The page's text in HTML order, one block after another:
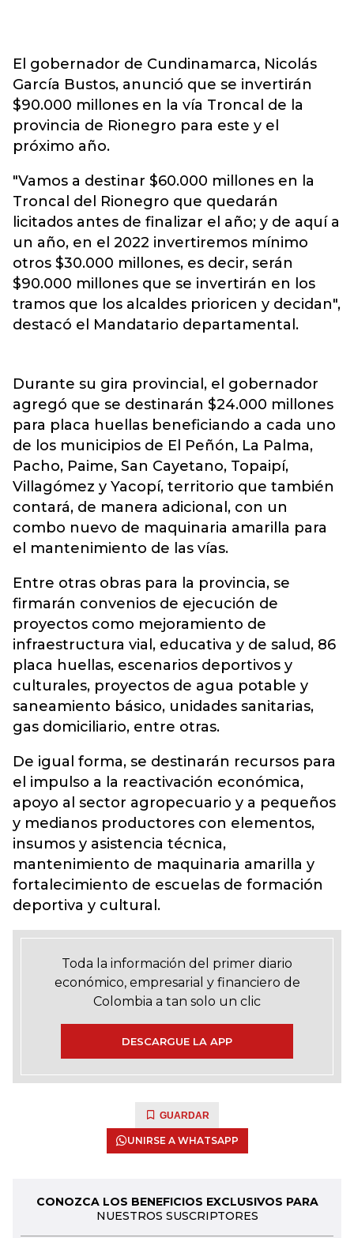
El gobernador de Cundinamarca, Nicolás
García Bustos, anunció que se invertirán
$90.000 millones en la vía Troncal de la
provincia de Rionegro para este y el
próximo año.
"Vamos a destinar $60.000 millones en la
Troncal del Rionegro que quedarán
licitados antes de finalizar el año; y de aquí a
un año, en el 2022 invertiremos mínimo
otros $30.000 millones, es decir, serán
$90.000 millones que se invertirán en los
tramos que los alcaldes prioricen y decidan",
destacó el Mandatario departamental.
Durante su gira provincial, el gobernador
agregó que se destinarán $24.000 millones
para placa huellas beneficiando a cada uno
de los municipios de El Peñón, La Palma,
Pacho, Paime, San Cayetano, Topaipí,
Villagómez y Yacopí, territorio que también
contará, de manera adicional, con un
combo nuevo de maquinaria amarilla para
el mantenimiento de las vías.
Entre otras obras para la provincia, se
firmarán convenios de ejecución de
proyectos como mejoramiento de
infraestructura vial, educativa y de salud, 86
placa huellas, escenarios deportivos y
culturales, proyectos de agua potable y
saneamiento básico, unidades sanitarias,
gas domiciliario, entre otras.
De igual forma, se destinarán recursos para
el impulso a la reactivación económica,
apoyo al sector agropecuario y a pequeños
y medianos productores con elementos,
insumos y asistencia técnica,
mantenimiento de maquinaria amarilla y
fortalecimiento de escuelas de formación
deportiva y cultural.
Toda la información del primer diario
económico, empresarial y financiero de
Colombia a tan solo un clic
DESCARGUE LA APP
GUARDAR
UNIRSE A WHATSAPP
CONOZCA LOS BENEFICIOS EXCLUSIVOS PARA
NUESTROS SUSCRIPTORES